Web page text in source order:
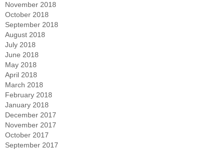
November 2018
October 2018
September 2018
August 2018
July 2018
June 2018
May 2018
April 2018
March 2018
February 2018
January 2018
December 2017
November 2017
October 2017
September 2017